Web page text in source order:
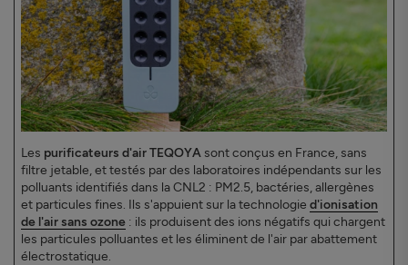
Les purificateurs d'air TEQOYA sont conçus en France, sans
filtre jetable, et testés par des laboratoires indépendants sur les
polluants identifiés dans la CNL2 : PM2.5, bactéries, allergènes
et particules fines. Ils s'appuient sur la technologie d'ionisation
de l'air sans ozone : ils produisent des ions négatifs qui chargent
les particules polluantes et les éliminent de l'air par abattement
électrostatique.